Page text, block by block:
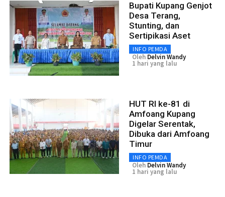
Bupati Kupang Genjot
Desa Terang,
Stunting, dan
Sertipikasi Aset
INFO PEMDA
Oleh Delvin Wandy
1 hari yang lalu
HUT RI ke-81 di
Amfoang Kupang
Digelar Serentak,
Dibuka dari Amfoang
Timur
INFO PEMDA
Oleh Delvin Wandy
1 hari yang lalu